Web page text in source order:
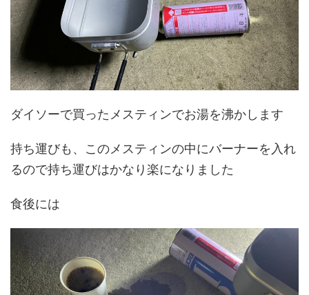
ダイソーで買ったメスティンでお湯を沸かします
持ち運びも、このメスティンの中にバーナーを入れ
るので持ち運びはかなり楽になりました
食後には